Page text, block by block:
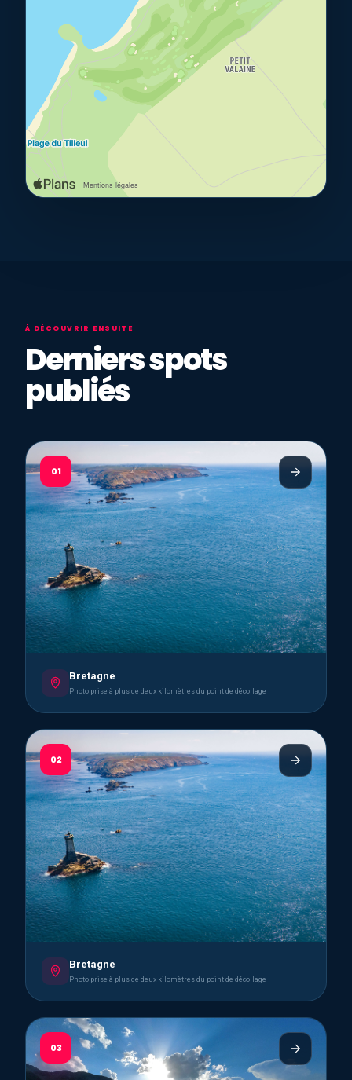
À DÉCOUVRIR ENSUITE
Derniers spots
publiés
01
Bretagne
Photo prise à plus de deux kilomètres du point de décollage
02
Bretagne
Photo prise à plus de deux kilomètres du point de décollage
03